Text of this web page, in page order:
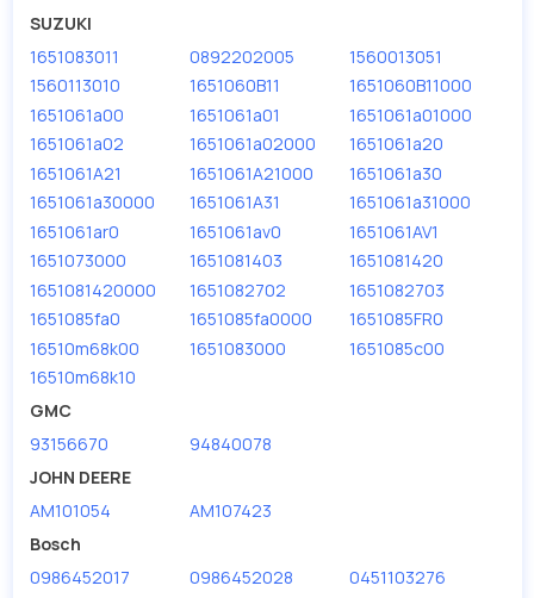
Размер резьбы
SUZUKI
1651083011
0892202005
1560013051
1560113010
1651060B11
1651060B11000
1651061a00
1651061a01
1651061a01000
1651061a02
1651061a02000
1651061a20
1651061A21
1651061A21000
1651061a30
1651061a30000
1651061A31
1651061a31000
1651061ar0
1651061av0
1651061AV1
1651073000
1651081403
1651081420
1651081420000
1651082702
1651082703
1651085fa0
1651085fa0000
1651085FR0
16510m68k00
1651083000
1651085c00
16510m68k10
GMC
93156670
94840078
JOHN DEERE
AM101054
AM107423
Bosch
0986452017
0986452028
0451103276